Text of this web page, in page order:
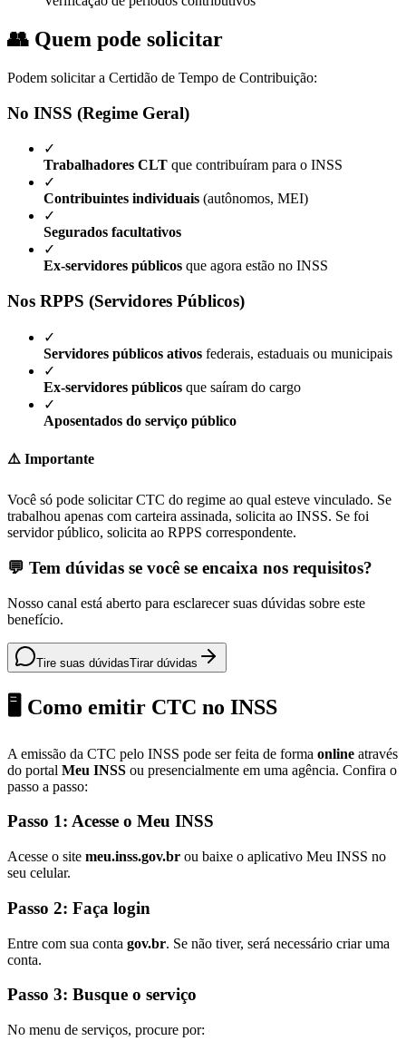
👥 Quem pode solicitar
Podem solicitar a Certidão de Tempo de Contribuição:
No INSS (Regime Geral)
✓
Trabalhadores CLT que contribuíram para o INSS
✓
Contribuintes individuais (autônomos, MEI)
✓
Segurados facultativos
✓
Ex-servidores públicos que agora estão no INSS
Nos RPPS (Servidores Públicos)
✓
Servidores públicos ativos federais, estaduais ou municipais
✓
Ex-servidores públicos que saíram do cargo
✓
Aposentados do serviço público
⚠️ Importante
Você só pode solicitar CTC do regime ao qual esteve vinculado. Se
trabalhou apenas com carteira assinada, solicita ao INSS. Se foi
servidor público, solicita ao RPPS correspondente.
💬 Tem dúvidas se você se encaixa nos requisitos?
Nosso canal está aberto para esclarecer suas dúvidas sobre este
benefício.
Tire suas dúvidasTirar dúvidas
🖥️ Como emitir CTC no INSS
A emissão da CTC pelo INSS pode ser feita de forma online através
do portal Meu INSS ou presencialmente em uma agência. Confira o
passo a passo:
Passo 1: Acesse o Meu INSS
Acesse o site meu.inss.gov.br ou baixe o aplicativo Meu INSS no
seu celular.
Passo 2: Faça login
Entre com sua conta gov.br. Se não tiver, será necessário criar uma
conta.
Passo 3: Busque o serviço
No menu de serviços, procure por: